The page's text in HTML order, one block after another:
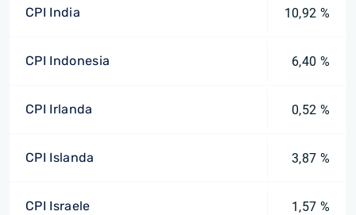
CPI India 10,92 %
CPI Indonesia 6,40 %
CPI Irlanda 0,52 %
CPI Islanda 3,87 %
CPI Israele 1,57 %